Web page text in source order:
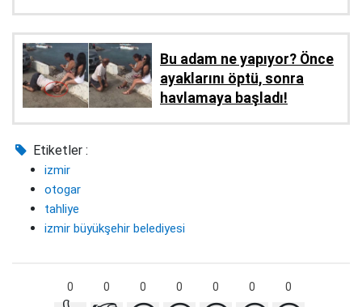
Bu adam ne yapıyor? Önce
ayaklarını öptü, sonra
havlamaya başladı!
Etiketler :
izmir
otogar
tahliye
izmir büyükşehir belediyesi
0 0 0 0 0 0 0